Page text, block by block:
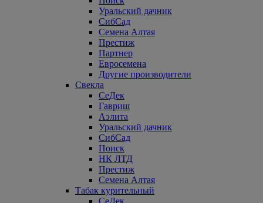
Уральский дачник
СибСад
Семена Алтая
Престиж
Партнер
Евросемена
Другие производители
Свекла
СеДек
Гавриш
Аэлита
Уральский дачник
СибСад
Поиск
НК ЛТД
Престиж
Семена Алтая
Табак курительный
СеДек